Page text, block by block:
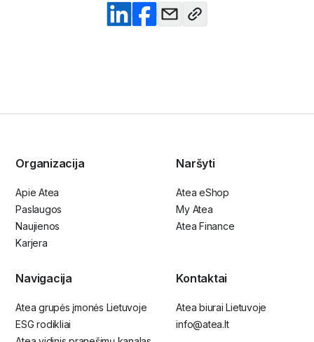
Organizacija
Apie Atea
Paslaugos
Naujienos
Karjera
Naršyti
Atea eShop
My Atea
Atea Finance
Navigacija
Atea grupės įmonės Lietuvoje
ESG rodikliai
Kontaktai
Atea biurai Lietuvoje
info@atea.lt